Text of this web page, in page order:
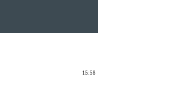
15:58